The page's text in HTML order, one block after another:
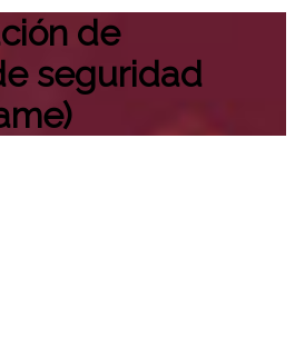
de
seguridad